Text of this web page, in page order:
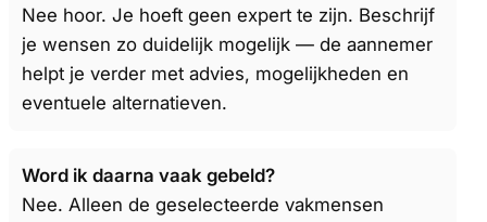
Nee hoor. Je hoeft geen expert te zijn. Beschrijf
je wensen zo duidelijk mogelijk — de aannemer
helpt je verder met advies, mogelijkheden en
eventuele alternatieven.
Word ik daarna vaak gebeld?
Nee. Alleen de geselecteerde vakmensen